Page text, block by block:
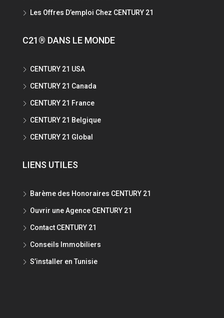
Les Offres D’emploi Chez CENTURY 21
C21® DANS LE MONDE
CENTURY 21 USA
CENTURY 21 Canada
CENTURY 21 France
CENTURY 21 Belgique
CENTURY 21 Global
LIENS UTILES
Barème des Honoraires CENTURY 21
Ouvrir une Agence CENTURY 21
Contact CENTURY 21
Conseils Immobiliers
S’installer en Tunisie